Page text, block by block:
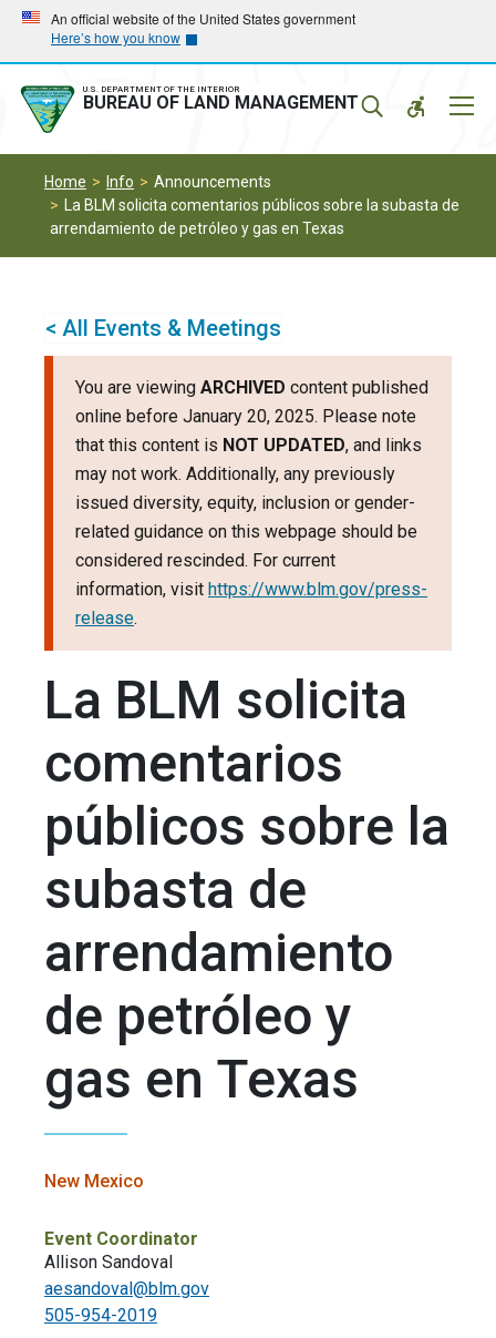
Skip
main
navigation
Skip
main
content
An official website of the United States government
Here’s how you know
U.S. DEPARTMENT OF THE INTERIOR
BUREAU OF LAND MANAGEMENT
Home Info
Announcements
La BLM solicita comentarios públicos sobre la subasta de
arrendamiento de petróleo y gas en Texas
< All Events & Meetings
You are viewing ARCHIVED content published
online before January 20, 2025. Please note
that this content is NOT UPDATED, and links
may not work. Additionally, any previously
issued diversity, equity, inclusion or gender-
related guidance on this webpage should be
considered rescinded. For current
information, visit https://www.blm.gov/press-
release.
La BLM solicita
comentarios
públicos sobre la
subasta de
arrendamiento
de petróleo y
gas en Texas
New Mexico
Event Coordinator
Allison Sandoval
aesandoval@blm.gov
505-954-2019